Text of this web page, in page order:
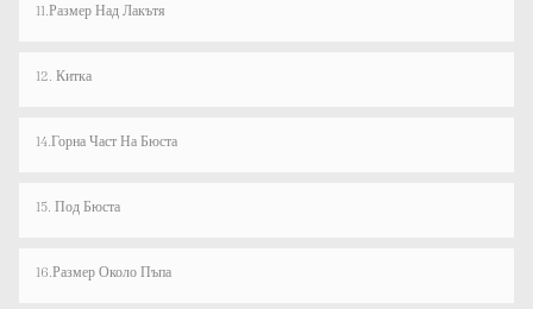
11.Размер Над Лакътя
12. Китка
14.Горна Част На Бюста
15. Под Бюста
16.Размер Около Пъпа